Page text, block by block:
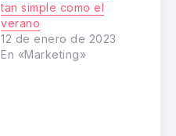
tan simple como el
verano
12 de enero de 2023
En «Marketing»